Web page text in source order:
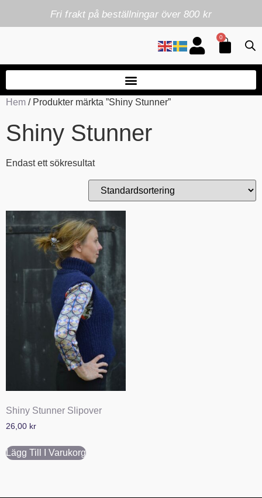
Fri frakt på beställningar över 800 kr
0
Hem / Produkter märkta ”Shiny Stunner”
Shiny Stunner
Endast ett sökresultat
Shiny Stunner Slipover
26,00 kr
Lägg Till I Varukorg